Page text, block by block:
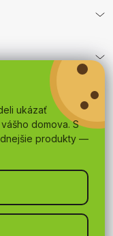
ukázať
domova. S
produkty —